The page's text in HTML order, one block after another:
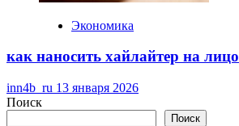
Экономика
как наносить хайлайтер на лицо
inn4b_ru 13 января 2026
Поиск
Поиск